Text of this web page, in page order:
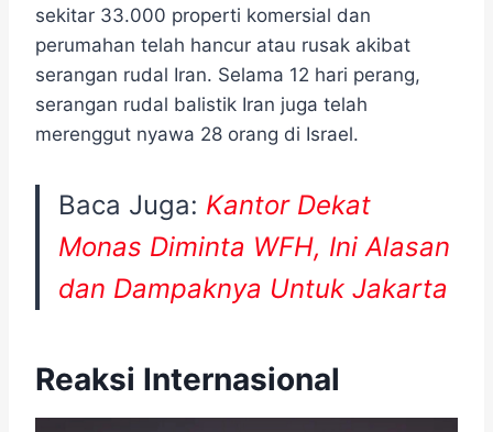
sekitar 33.000 properti komersial dan
perumahan telah hancur atau rusak akibat
serangan rudal Iran. Selama 12 hari perang,
serangan rudal balistik Iran juga telah
merenggut nyawa 28 orang di Israel.
Baca Juga: Kantor Dekat
Monas Diminta WFH, Ini Alasan
dan Dampaknya Untuk Jakarta
Reaksi Internasional